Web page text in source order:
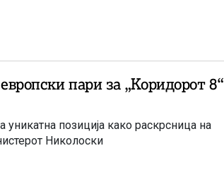
пари за „Коридорот 8“
уникатна позиција како раскрсница на
Николоски